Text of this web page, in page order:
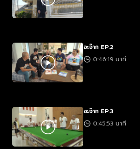
อะจ๊าก EP.2
0:46:19 นาที
อะจ๊าก EP.3
0:45:53 นาที